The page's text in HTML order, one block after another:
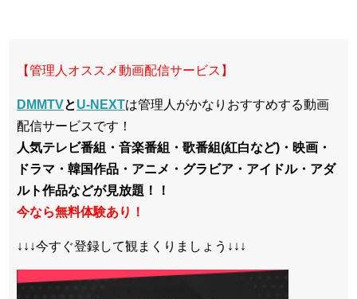
【管理人オススメ動画配信サービス】
DMMTVとU-NEXTは管理人がかなりおすすめする動画
配信サービスです！
人気テレビ番組・音楽番組・歌番組(紅白など)・映画・
ドラマ・韓国作品・アニメ・グラビア・アイドル・アダ
ルト作品などが見放題！！
今なら無料体験あり！
↓↓↓今すぐ登録して観まくりましょう↓↓↓